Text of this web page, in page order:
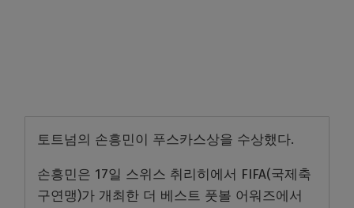
토트넘의 손흥민이 푸스카스상을 수상했다.
손흥민은 17일 스위스 취리히에서 FIFA(국제축
구연맹)가 개최한 더 베스트 풋볼 어워즈에서